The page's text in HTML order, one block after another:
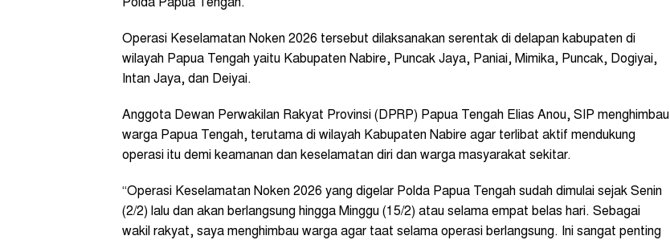
Polda Papua Tengah.
Operasi Keselamatan Noken 2026 tersebut dilaksanakan serentak di delapan kabupaten di
wilayah Papua Tengah yaitu Kabupaten Nabire, Puncak Jaya, Paniai, Mimika, Puncak, Dogiyai,
Intan Jaya, dan Deiyai.
Anggota Dewan Perwakilan Rakyat Provinsi (DPRP) Papua Tengah Elias Anou, SIP menghimbau
warga Papua Tengah, terutama di wilayah Kabupaten Nabire agar terlibat aktif mendukung
operasi itu demi keamanan dan keselamatan diri dan warga masyarakat sekitar.
“Operasi Keselamatan Noken 2026 yang digelar Polda Papua Tengah sudah dimulai sejak Senin
(2/2) lalu dan akan berlangsung hingga Minggu (15/2) atau selama empat belas hari. Sebagai
wakil rakyat, saya menghimbau warga agar taat selama operasi berlangsung. Ini sangat penting